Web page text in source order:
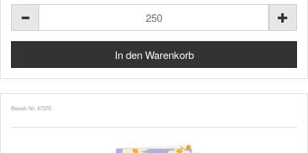
Bestell-Nr. 47375